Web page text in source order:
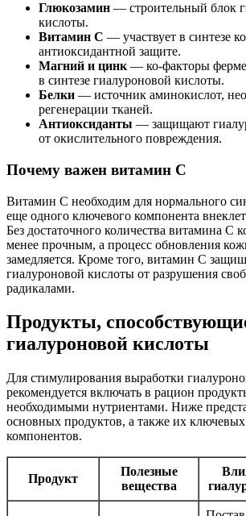
Глюкозамин — строительный блок
кислоты.
Витамин C — участвует в синтезе
антиоксидантной защите.
Магний и цинк — ко-факторы
в синтезе гиалуроновой кислоты.
Белки — источник аминокислот,
регенерации тканей.
Антиоксиданты — защищают
от окислительного повреждения.
Почему важен витамин C
Витамин C необходим для нормального
еще одного ключевого компонента
Без достаточного количества витамина C
менее прочным, а процесс обновления
замедляется. Кроме того, витамин C
гиалуроновой кислоты от разрушения
радикалами.
Продукты,
гиалуроновой кислоты
Для стимулирования выработки
рекомендуется включать в рацион
необходимыми нутриентами. Ниже
основных продуктов, а также их
компонентов.
Продукт
Полезные
вещества